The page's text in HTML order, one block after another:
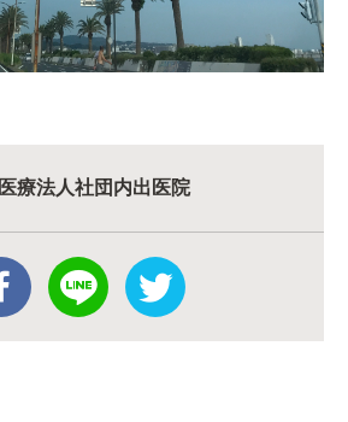
医療法人社団内出医院